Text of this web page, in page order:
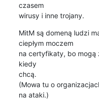
czasem
wirusy i inne trojany.
MitM są domeną ludzi
ciepłym moczem
na certyfikaty, bo mogą
kiedy
chcą.
(Mowa tu o
na ataki.)